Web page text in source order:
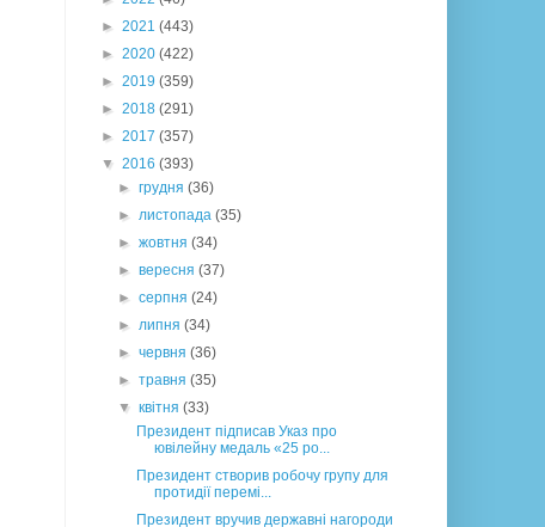
► 2021 (443)
► 2020 (422)
► 2019 (359)
► 2018 (291)
► 2017 (357)
▼ 2016 (393)
►грудня(36)
►листопада(35)
►жовтня(34)
►вересня(37)
►серпня(24)
►липня(34)
►червня(36)
►травня(35)
▼квітня(33)
Президент підписав Указ про
ювілейну медаль «25 ро...
Президент створив робочу групу для
протидії перемі...
Президент вручив державні нагороди